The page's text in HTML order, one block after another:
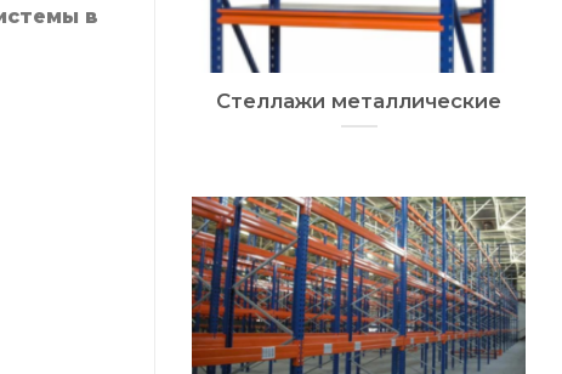
в
Стеллажи металлические